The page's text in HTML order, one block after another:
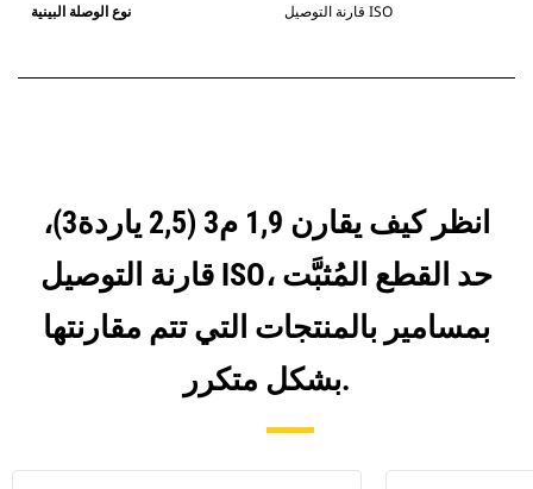
نوع الوصلة البينية قارنة التوصيل ISO
انظر كيف يقارن 1,9 م3 (2,5 ياردة3)،
قارنة التوصيل ISO، حد القطع المُثبَّت
بمسامير بالمنتجات التي تتم مقارنتها
بشكل متكرر.